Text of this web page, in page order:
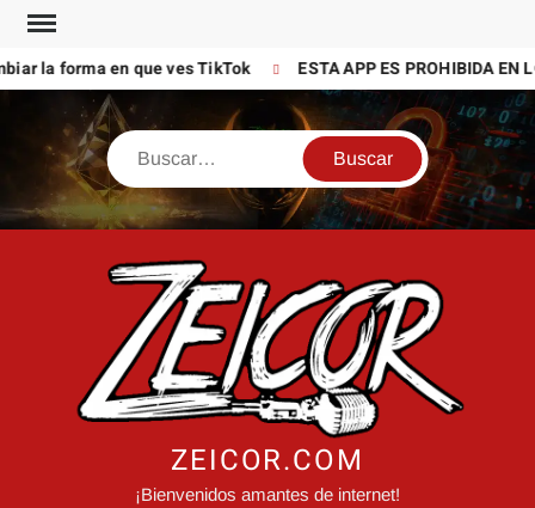
Saltar
contenido
la forma en que ves TikTok ESTA APP ES PROHIBIDA EN
Buscar
ZEICOR.COM
¡Bienvenidos amantes de internet!